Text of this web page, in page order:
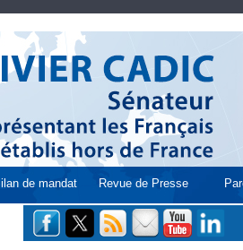
de mandat Revue de Presse